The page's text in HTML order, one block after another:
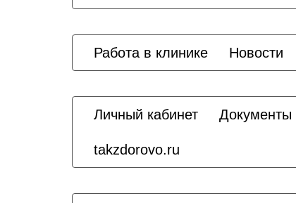
Работа в клинике Новости
Личный кабинет Документы
takzdorovo.ru